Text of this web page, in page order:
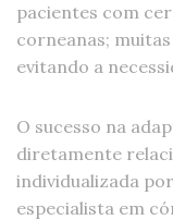
pacientes com
corneanas;
evitando a
O sucesso na
diretamente
individualizada
especialista em